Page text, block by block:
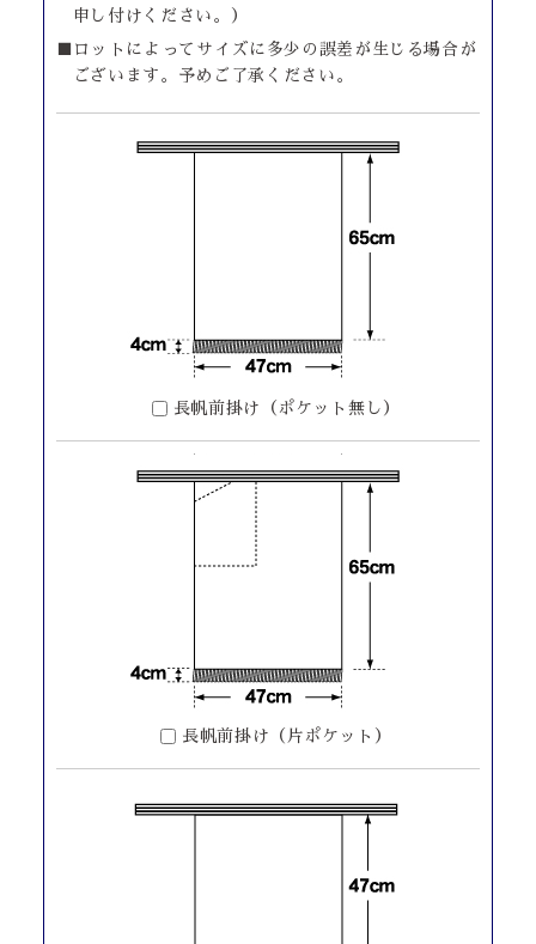
申し付けください。）
■ロットによってサイズに多少の誤差が生じる場合が
ございます。予めご了承ください。
長帆前掛け（ポケット無し）
長帆前掛け（片ポケット）